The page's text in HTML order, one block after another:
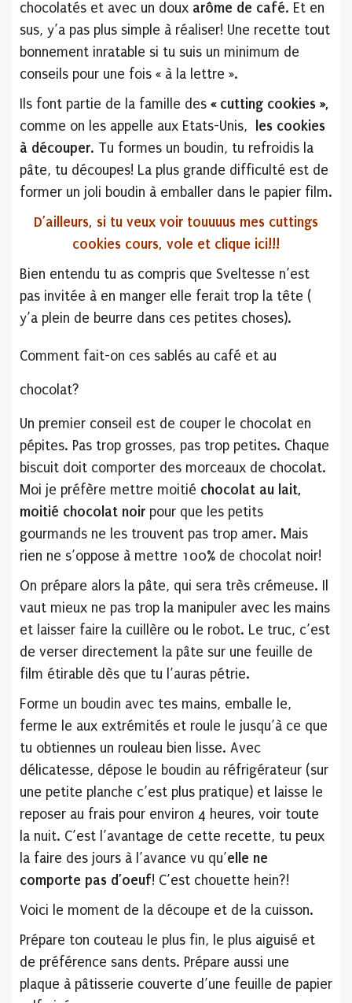
chocolatés et avec un doux arôme de café. Et en
sus, y’a pas plus simple à réaliser! Une recette tout
bonnement inratable si tu suis un minimum de
conseils pour une fois « à la lettre ».
Ils font partie de la famille des « cutting cookies »,
comme on les appelle aux Etats-Unis,
les cookies
à découper. Tu formes un boudin, tu refroidis la
pâte, tu découpes! La plus grande difficulté est de
former un joli boudin à emballer dans le papier film.
D’ailleurs, si tu veux voir touuuus mes cuttings
cookies cours, vole et clique ici!!!
Bien entendu tu as compris que Sveltesse n’est
pas invitée à en manger elle ferait trop la tête (
y’a plein de beurre dans ces petites choses).
Comment fait-on ces sablés au café et au
chocolat?
Un premier conseil est de couper le chocolat en
pépites. Pas trop grosses, pas trop petites. Chaque
biscuit doit comporter des morceaux de chocolat.
Moi je préfère mettre moitié chocolat au lait,
moitié chocolat noir pour que les petits
gourmands ne les trouvent pas trop amer. Mais
rien ne s’oppose à mettre 100% de chocolat noir!
On prépare alors la pâte, qui sera très crémeuse. Il
vaut mieux ne pas trop la manipuler avec les mains
et laisser faire la cuillère ou le robot. Le truc, c’est
de verser directement la pâte sur une feuille de
film étirable dès que tu l’auras pétrie.
Forme un boudin avec tes mains, emballe le,
ferme le aux extrémités et roule le jusqu’à ce que
tu obtiennes un rouleau bien lisse. Avec
délicatesse, dépose le boudin au réfrigérateur (sur
une petite planche c’est plus pratique) et laisse le
reposer au frais pour environ 4 heures, voir toute
la nuit. C’est l’avantage de cette recette, tu peux
la faire des jours à l’avance vu qu’elle ne
comporte pas d’oeuf! C’est chouette hein?!
Voici le moment de la découpe et de la cuisson.
Prépare ton couteau le plus fin, le plus aiguisé et
de préférence sans dents. Prépare aussi une
plaque à pâtisserie couverte d’une feuille de papier